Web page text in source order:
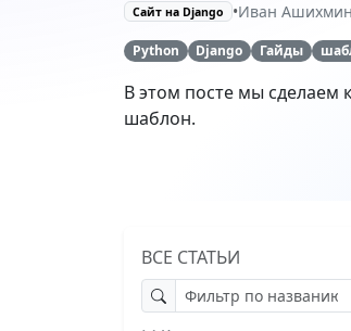
Сайт на Django •Иван Ашихмин
Python Django Гайды
В этом посте мы сделаем
шаблон.
ВСЕ СТАТЬИ
Django 40.
страницы ошибок
25 Январь 2024
Комментарии
Django 38.2.
редактирование,
удаление поста
19 Декабрь 2023